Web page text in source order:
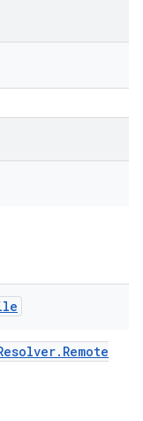
. Remote